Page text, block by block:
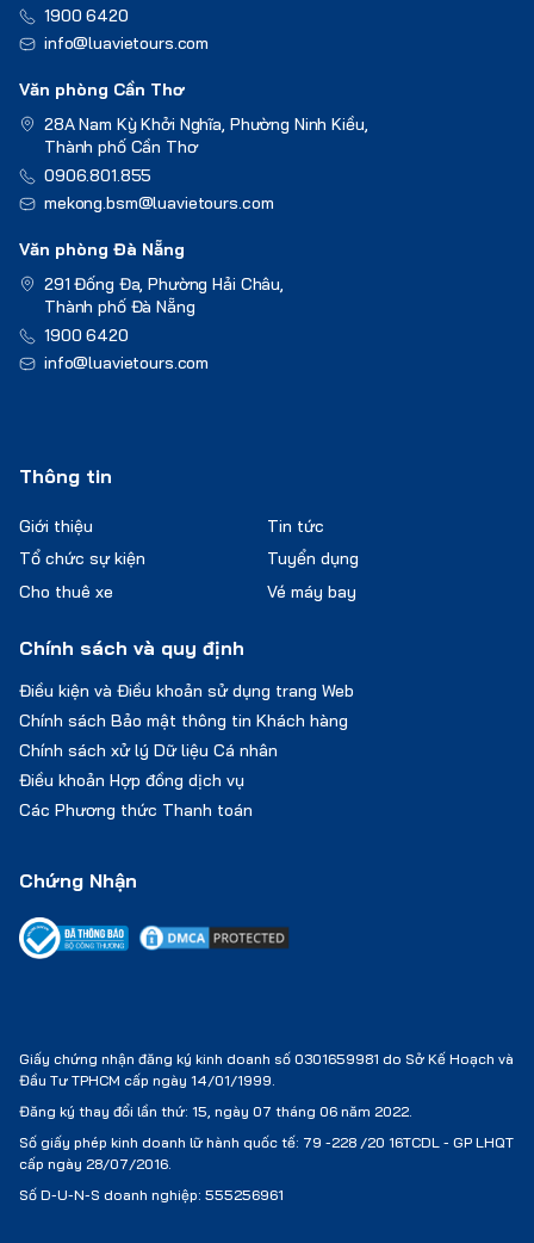
Chứng Nhận
Giấy chứng nhận đăng ký kinh doanh số 0301659981 do Sở Kế Hoạch và
Đầu Tư TPHCM cấp ngày 14/01/1999.
Đăng ký thay đổi lần thứ: 15, ngày 07 tháng 06 năm 2022.
Số giấy phép kinh doanh lữ hành quốc tế: 79 -228 /20 16TCDL - GP LHQT
cấp ngày 28/07/2016.
Số D-U-N-S doanh nghiệp: 555256961
1900 6420
info@luavietours.com
Văn phòng Cần Thơ
28A Nam Kỳ Khởi Nghĩa, Phường Ninh Kiều,
Thành phố Cần Thơ
0906.801.855
mekong.bsm@luavietours.com
Văn phòng Đà Nẵng
291 Đống Đa, Phường Hải Châu,
Thành phố Đà Nẵng
1900 6420
info@luavietours.com
Thông tin
Giới thiệu
Tổ chức sự kiện
Cho thuê xe
Vé máy bay
Tin tức
Tuyển dụng
Chính sách và quy định
Điều kiện và Điều khoản sử dụng trang Web
Chính sách Bảo mật thông tin Khách hàng
Chính sách xử lý Dữ liệu Cá nhân
Điều khoản Hợp đồng dịch vụ
Các Phương thức Thanh toán